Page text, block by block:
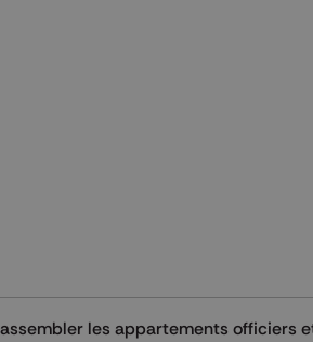
les appartements